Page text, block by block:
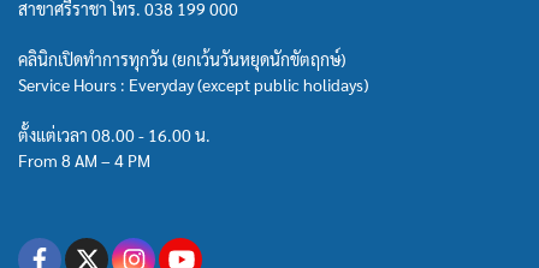
สาขาศรีราชา โทร. 038 199 000
คลินิกเปิดทำการทุกวัน (ยกเว้นวันหยุดนักขัตฤกษ์)
Service Hours : Everyday (except public holidays)
ตั้งแต่เวลา 08.00 - 16.00 น.
From 8 AM – 4 PM